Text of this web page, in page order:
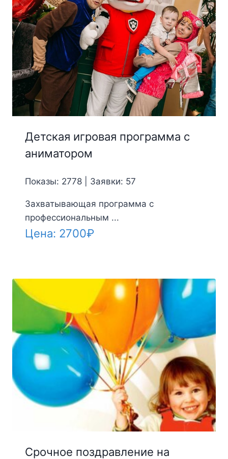
Детская игровая программа с
аниматором
Показы: 2778 | Заявки: 57
Захватывающая программа с
профессиональным ...
Цена: 2700₽
Срочное поздравление на